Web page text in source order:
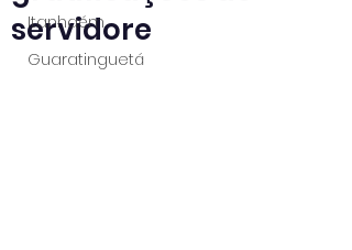
Itanhaém
Guaratinguetá
servidore